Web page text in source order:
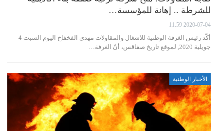
للشرطة .. إهانة للمؤسسة…
2020-07-04 11:59
أكّد رئيس الغرفة الوطنية للاشغال والمقاولات مهدي الفخفاخ اليوم السبت 4
جويلية 2020, لموقع تاريخ صفاقس، أنّ الغرفة…
الأخبار الوطنية